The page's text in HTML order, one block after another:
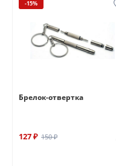
-15%
Брелок-отвертка
127 ₽ 150 ₽